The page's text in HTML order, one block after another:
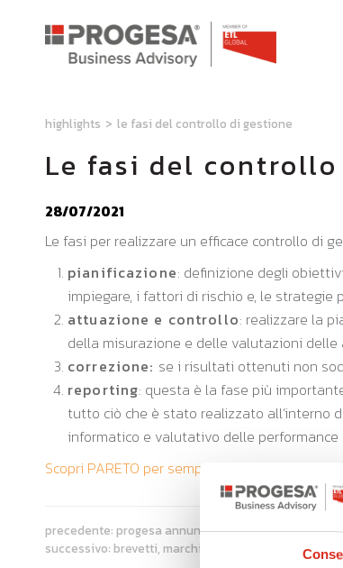
highlights > le fasi del controllo di gestione
Le fasi del
28/07/2021
Le fasi per realizzare un efficace controllo di
pianificazione: definizione degli
impiegare, i fattori di rischio e, le
attuazione e controllo: realizzare la
della misurazione e delle valutazioni
correzione: se i risultati ottenuti non
reporting: questa è la fase più
tutto ciò che è stato realizzato all’interno
informatico e valutativo delle
Scopri PARETO per semplificare il tuo controllo
precedente: progesa annuncia la partnership con
successivo: brevetti, marchi e disegni: riaprono i